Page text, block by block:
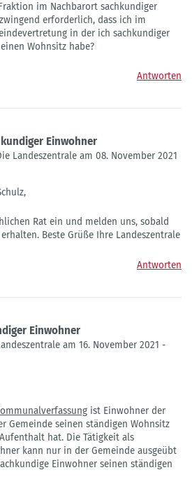
im Nachbarort sachkundiger
erforderlich, dass ich im
in der ich sachkundiger
Wohnsitz habe?
Antworten
Einwohner
Landeszentrale am 08. November 2021
Rat ein und melden uns, sobald
Beste Grüße Ihre Landeszentrale
Antworten
Einwohner
am 16. November 2021 -
ist Einwohner der
Gemeinde seinen ständigen Wohnsitz
hat. Die Tätigkeit als
kann nur in der Gemeinde ausgeübt
Einwohner seinen ständigen